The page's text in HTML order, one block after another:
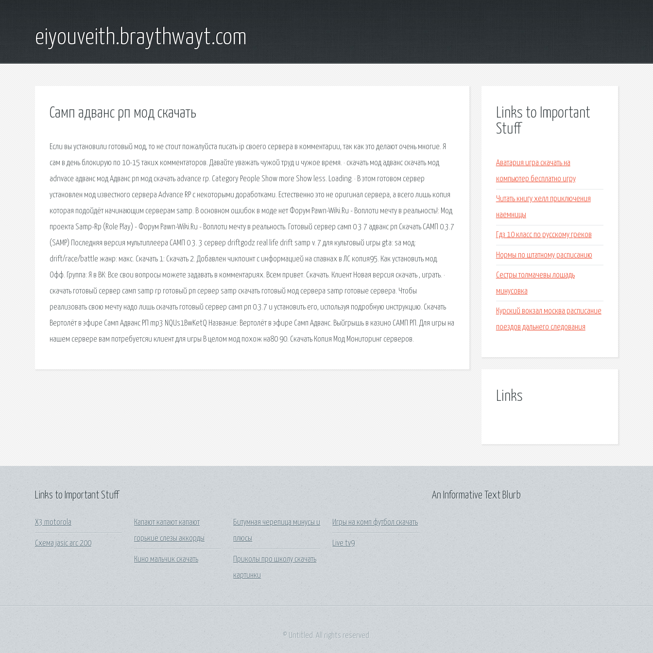
eiyouveith.braythwayt.com
Самп адванс рп мод скачать
Если вы установили готовый мод, то не стоит пожалуйста писать ip своего сервера в комментарии, так как это делают очень многие. Я
сам в день блокирую по 10-15 таких комментаторов. Давайте уважать чужой труд и чужое время. · скачать мод адванс скачать мод
adnvace адванс мод Адванс рп мод скачать advance rp. Category People Show more Show less. Loading. · В этом готовом сервер
установлен мод известного сервера Advance RP с некоторыми доработками. Естественно это не оригинал сервера, а всего лишь копия
которая подойдёт начинающим серверам samp. В основном ошибок в моде нет Форум Pawn-Wiki.Ru - Воплоти мечту в реальность!: Мод
проекта Samp-Rp (Role Play) - Форум Pawn-Wiki.Ru - Воплоти мечту в реальность. Готовый сервер самп 0 3 7 адванс рп Скачать САМП 0.3.7
(SAMP) Последняя версия мультиплеера САМП 0 3. 3 сервер driftgodz real life drift samp v. 7 для культовый игры gta: sa мод:
drift/race/battle жанр: макс. Скачать 1: Скачать 2. Добавлен чикпоинт с информацией на спавнах в ЛС копия95. Как установить мод.
Офф. Группа: Я в ВК: Все свои вопросы можете задавать в комментариях. Всем привет. Скачать. Клиент Новая версия скачать , играть. ·
скачать готовый сервер самп samp rp готовый рп сервер samp скачать готовый мод сервера samp готовые сервера. Чтобы
реализовать свою мечту надо лишь скачать готовый сервер самп рп 0.3.7 и установить его, используя подробную инструкцию. Скачать
Вертолёт в эфире Самп Адванс РП mp3 NQUs1BwKetQ Название: Вертолёт в эфире Самп Адванс. Выйгрышь в казино САМП РП. Для игры на
нашем сервере вам потребуетсяи клиент для игры В целом мод похож на80 90. Скачать Копия Мод Мониторинг серверов.
Links to Important
Stuff
Аватария игра скачать на
компьютер бесплатно игру
Читать книгу хелл приключения
наемницы
Гдз 10 класс по русскому греков
Нормы по штатному расписанию
Сестры толмачевы лошадь
минусовка
Курский вокзал москва расписание
поездов дальнего следования
Links
Links to Important Stuff
X3 motorola
Схема jasic arc 200
Капают капают капают
горькие слезы аккорды
Кино мальчик скачать
Битумная черепица минусы и
плюсы
Приколы про школу скачать
картинки
Игры на комп футбол скачать
Live tv9
An Informative Text Blurb
© Untitled. All rights reserved.